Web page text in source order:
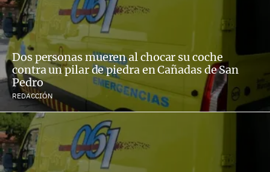
Dos personas mueren al chocar su coche
contra un pilar de piedra en Cañadas de San
Pedro
REDACCIÓN